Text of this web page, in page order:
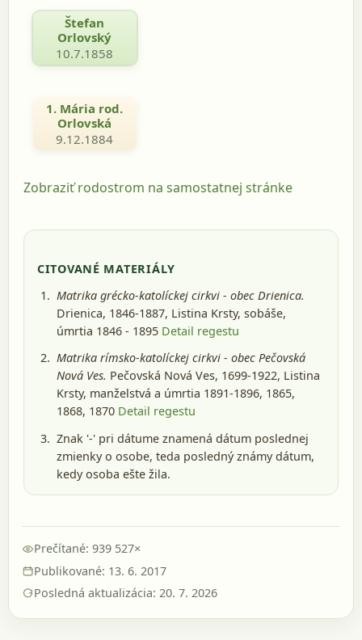
Štefan
Orlovský
10.7.1858
1. Mária rod.
Orlovská
9.12.1884
Zobraziť rodostrom na samostatnej stránke
CITOVANÉ MATERIÁLY
Matrika grécko-katolíckej cirkvi - obec Drienica.
Drienica, 1846-1887, Listina Krsty, sobáše,
úmrtia 1846 - 1895 Detail regestu
Matrika rímsko-katolíckej cirkvi - obec Pečovská
Nová Ves. Pečovská Nová Ves, 1699-1922, Listina
Krsty, manželstvá a úmrtia 1891-1896, 1865,
1868, 1870 Detail regestu
Znak '-' pri dátume znamená dátum poslednej
zmienky o osobe, teda posledný známy dátum,
kedy osoba ešte žila.
Prečítané: 939 527×
Publikované: 13. 6. 2017
Posledná aktualizácia: 20. 7. 2026